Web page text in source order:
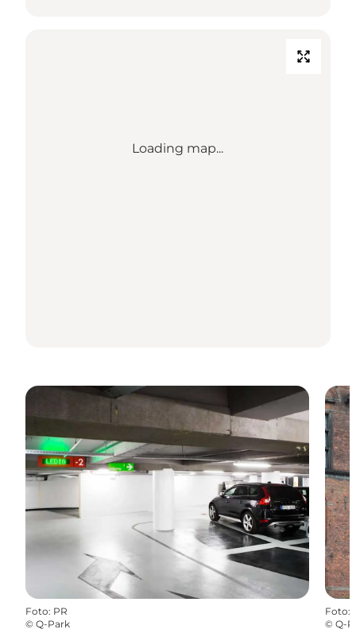
Loading map...
Foto: PR
© Q-Park
Foto:
© Q-